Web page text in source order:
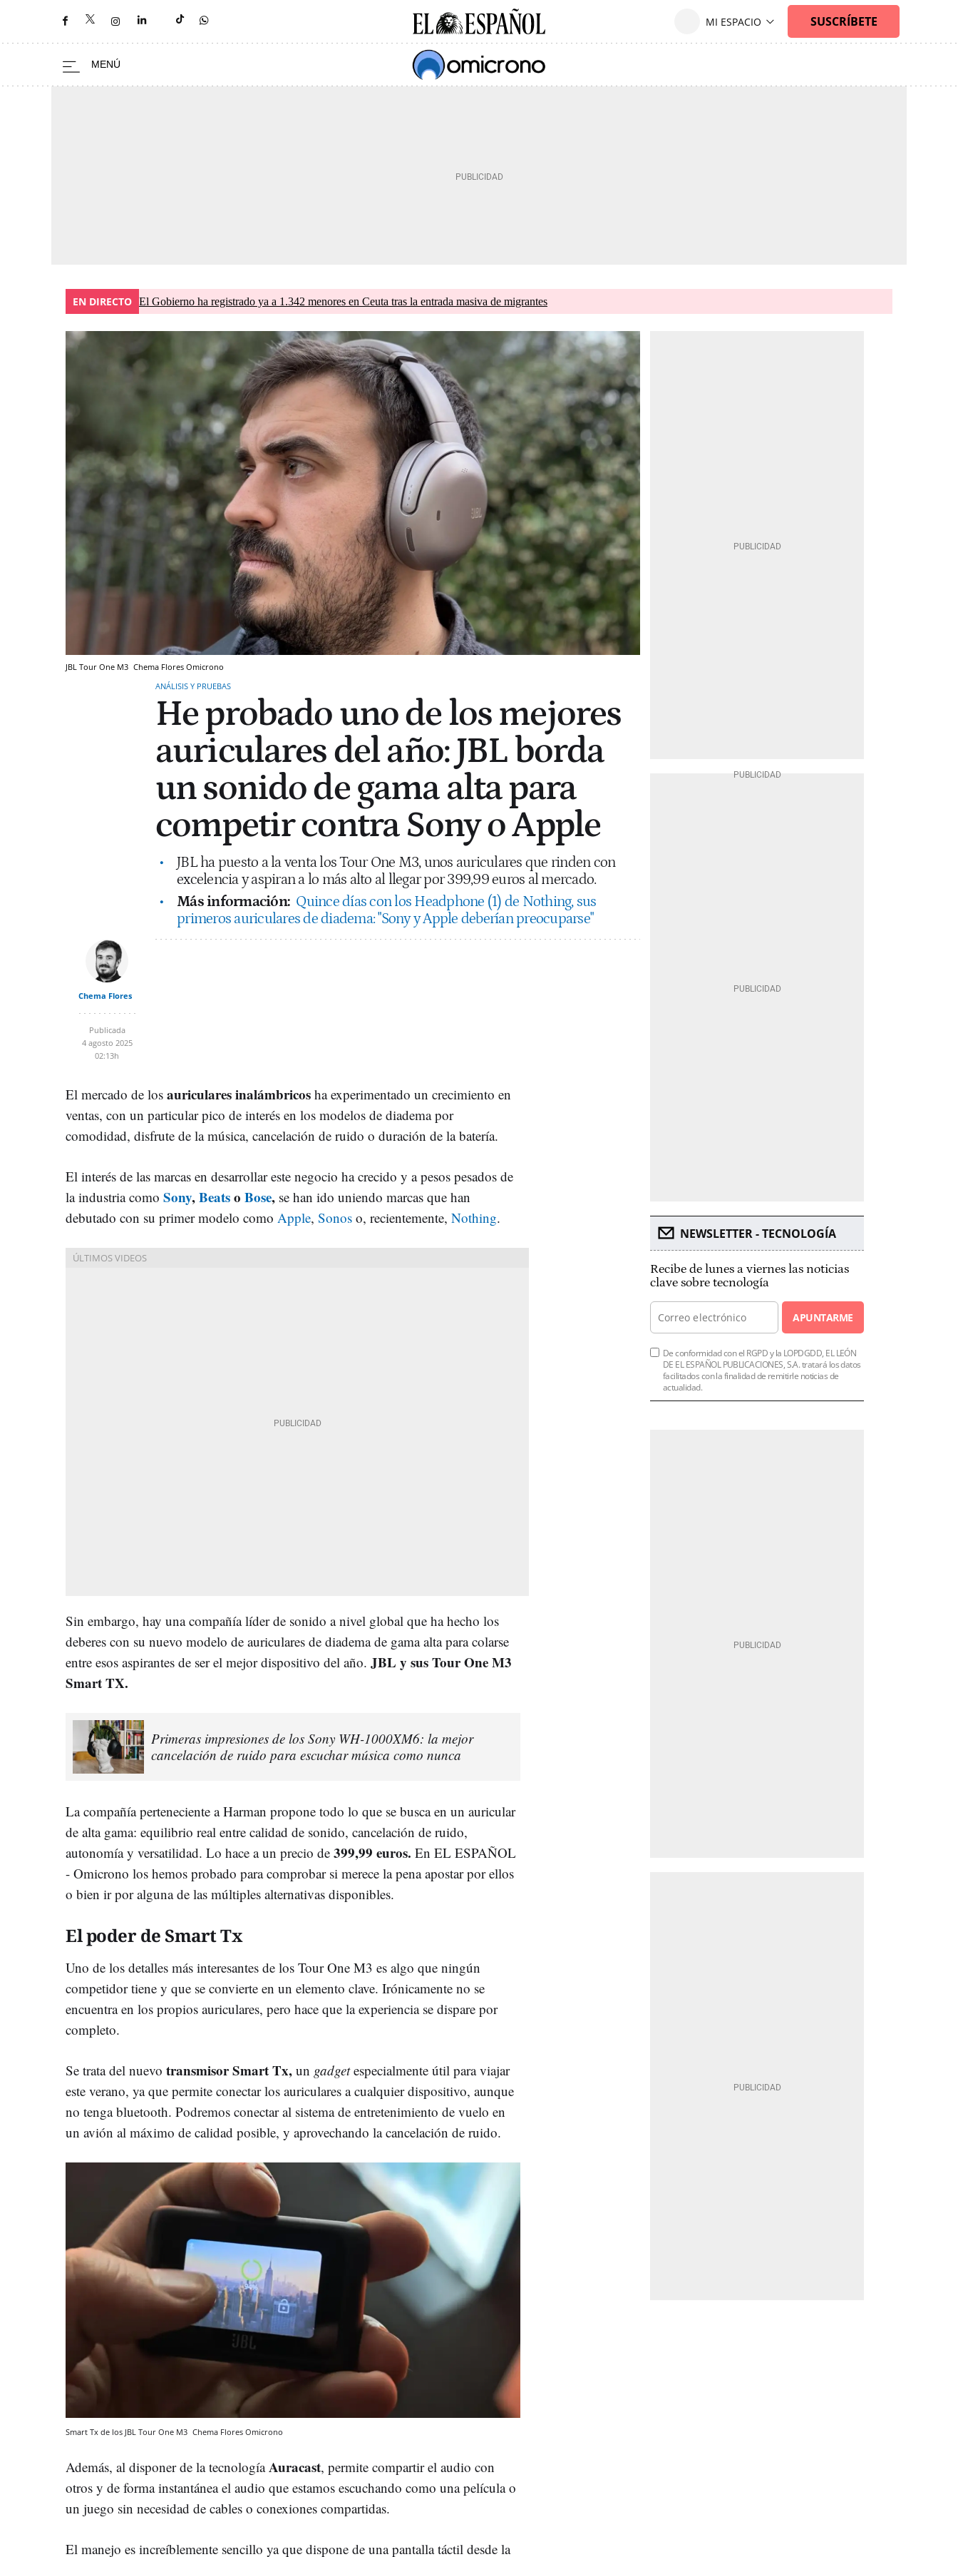
EN DIRECTO El Gobierno ha registrado ya a 1.342 menores en Ceuta tras la entrada masiva de migrantes
JBL Tour One M3 Chema Flores Omicrono
ANÁLISIS Y PRUEBAS
He probado uno de los mejores
auriculares del año: JBL borda
un sonido de gama alta para
competir contra Sony o Apple
JBL ha puesto a la venta los Tour One M3, unos auriculares que rinden con
excelencia y aspiran a lo más alto al llegar por 399,99 euros al mercado.
Más información: Quince días con los Headphone (1) de Nothing, sus
primeros auriculares de diadema: "Sony y Apple deberían preocuparse"
Chema Flores
Publicada
4 agosto 2025
02:13h
El mercado de los auriculares inalámbricos ha experimentado un crecimiento en
ventas, con un particular pico de interés en los modelos de diadema por
comodidad, disfrute de la música, cancelación de ruido o duración de la batería.
El interés de las marcas en desarrollar este negocio ha crecido y a pesos pesados de
la industria como Sony,Beatso Bose, se han ido uniendo marcas que han
debutado con su primer modelo como Apple, Sonos o, recientemente, Nothing.
Sin embargo, hay una compañía líder de sonido a nivel global que ha hecho los
deberes con su nuevo modelo de auriculares de diadema de gama alta para colarse
entre esos aspirantes de ser el mejor dispositivo del año. JBL y sus Tour One M3
Smart TX.
Primeras impresiones de los Sony WH-1000XM6: la mejor
cancelación de ruido para escuchar música como nunca
La compañía perteneciente a Harman propone todo lo que se busca en un auricular
de alta gama: equilibrio real entre calidad de sonido, cancelación de ruido,
autonomía y versatilidad. Lo hace a un precio de 399,99 euros. En EL ESPAÑOL
- Omicrono los hemos probado para comprobar si merece la pena apostar por ellos
o bien ir por alguna de las múltiples alternativas disponibles.
El poder de Smart Tx
Uno de los detalles más interesantes de los Tour One M3 es algo que ningún
competidor tiene y que se convierte en un elemento clave. Irónicamente no se
encuentra en los propios auriculares, pero hace que la experiencia se dispare por
completo.
Se trata del nuevo transmisor Smart Tx, un gadgetespecialmente útil para viajar
este verano, ya que permite conectar los auriculares a cualquier dispositivo, aunque
no tenga bluetooth. Podremos conectar al sistema de entretenimiento de vuelo en
un avión al máximo de calidad posible, y aprovechando la cancelación de ruido.
Smart Tx de los JBL Tour One M3 Chema Flores Omicrono
Además, al disponer de la tecnologíaAuracast, permite compartir el audio con
otros y de forma instantánea el audio que estamos escuchando como una película o
un juego sin necesidad de cables o conexiones compartidas.
El manejo es increíblemente sencillo ya que dispone de una pantalla táctil desde la
NEWSLETTER - TECNOLOGÍA
Recibe de lunes a viernes las noticias
clave sobre tecnología
APUNTARME
De conformidad con el RGPD y la LOPDGDD, EL LEÓN
DE EL ESPAÑOL PUBLICACIONES, S.A. tratará los datos
facilitados con la finalidad de remitirle noticias de
actualidad.